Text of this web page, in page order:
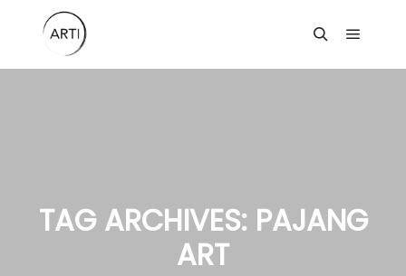
TAG ARCHIVES: PAJANG
ART